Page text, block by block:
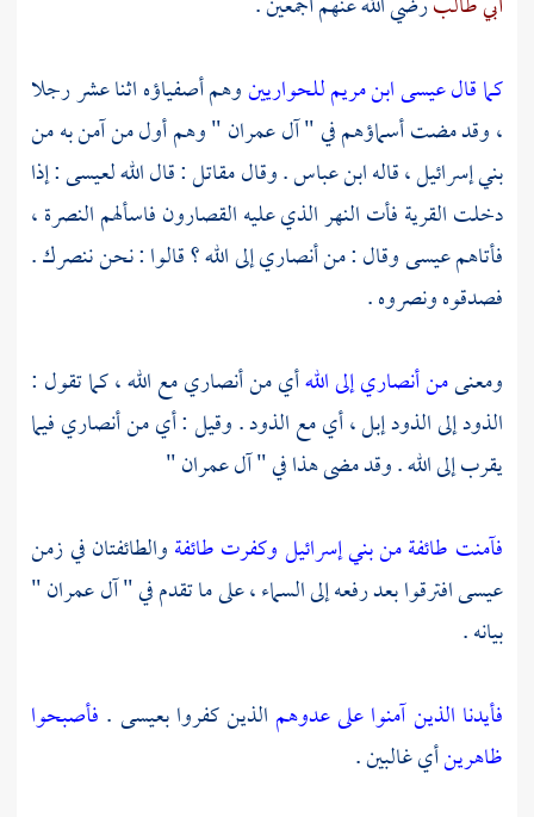
كما قال عيسى ابن مريم للحواريينوهم أصفياؤه اثنا عشر رجلا
، وقد مضت أسماؤهم في " آل عمران " وهم أول من آمن به من
بني إسرائيل، قالهابن عباس. وقالمقاتل: قال اللهلعيسى: إذا
دخلت القرية فأت النهر الذي عليه القصارون فاسألهم النصرة ،
فأتاهمعيسىوقال : من أنصاري إلى الله ؟ قالوا : نحن ننصرك .
فصدقوه ونصروه .
ومعنىمن أنصاري إلى اللهأي من أنصاري مع الله ، كما تقول :
الذود إلى الذود إبل ، أي مع الذود . وقيل : أي من أنصاري فيما
يقرب إلى الله . وقد مضى هذا في " آل عمران "
فآمنت طائفة من بني إسرائيل وكفرت طائفةوالطائفتان في زمن
عيسىافترقوا بعد رفعه إلى السماء ، على ما تقدم في " آل عمران "
بيانه .
فأيدنا الذين آمنوا على عدوهم الذين كفروابعيسى . فأصبحوا
ظاهرينأي غالبين .